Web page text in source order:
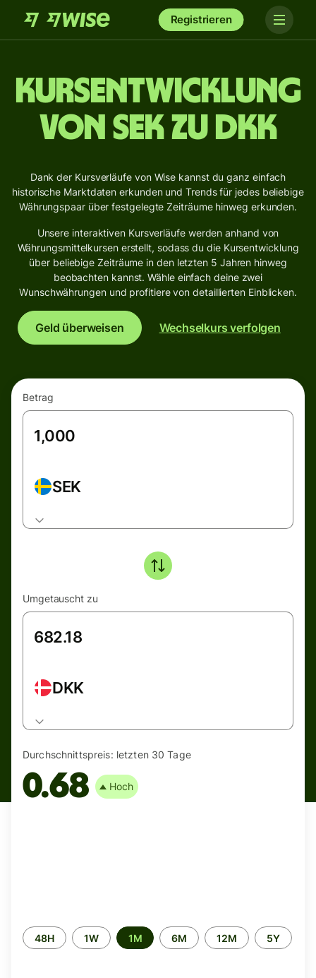
Registrieren
Kursentwicklung
von SEK zu DKK
Dank der Kursverläufe von Wise kannst du ganz einfach
historische Marktdaten erkunden und Trends für jedes beliebige
Währungspaar über festgelegte Zeiträume hinweg erkunden.
Unsere interaktiven Kursverläufe werden anhand von
Währungsmittelkursen erstellt, sodass du die Kursentwicklung
über beliebige Zeiträume in den letzten 5 Jahren hinweg
beobachten kannst. Wähle einfach deine zwei
Wunschwährungen und profitiere von detaillierten Einblicken.
Geld überweisen Wechselkurs verfolgen
Betrag
SEK
Umgetauscht zu
DKK
Durchschnittspreis: letzten 30 Tage
0.68 Hoch
Time
period
48H 1W 1M 6M 12M 5Y